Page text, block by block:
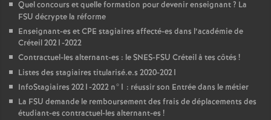
Quel concours et quelle formation pour devenir enseignant? La
FSU décrypte la réforme
Enseignant-es etCPE stagiaires affecté-es dans l’académie de
Créteil 2021-2022
Contractuel-les alternant-es : leSNES-FSU Créteil à tes côtés !
Listes des stagiaires titularisé.e.s 2020-2021
InfoStagiaires 2021-2022 n°1 : réussir son Entrée dans le métier
La FSU demande le remboursement des frais de déplacements des
étudiant-es contractuel-les alternant-es !